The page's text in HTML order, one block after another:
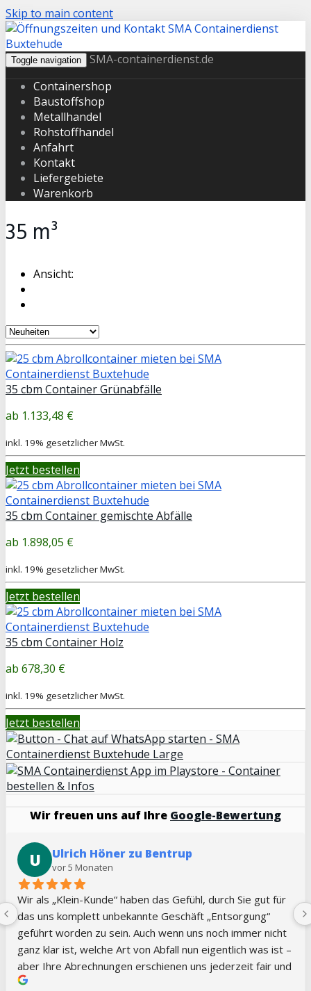
Skip to main content
Toggle navigation
SMA-containerdienst.de
Containershop
Baustoffshop
Metallhandel
Rohstoffhandel
Anfahrt
Kontakt
Liefergebiete
Warenkorb
35 m³
Ansicht:
35 cbm Container Grünabfälle
1.133,48 €
inkl. 19% gesetzlicher MwSt.
Jetzt bestellen
35 cbm Container gemischte Abfälle
1.898,05 €
inkl. 19% gesetzlicher MwSt.
Jetzt bestellen
35 cbm Container Holz
678,30 €
inkl. 19% gesetzlicher MwSt.
Jetzt bestellen
Wir freuen uns auf Ihre Google-Bewertung
U Ulrich Höner zu Bentrup
vor 5 Monaten
Wir als „Klein-Kunde“ haben das Gefühl, durch Sie gut für
das uns komplett unbekannte Geschäft „Entsorgung“
geführt worden zu sein. Auch wenn uns noch immer nicht
ganz klar ist, welche Art von Abfall nun eigentlich was ist –
aber Ihre Abrechnungen erschienen uns jederzeit fair und
nachvollziehbar. Auch der telefonische Kontakt mit Ihnen